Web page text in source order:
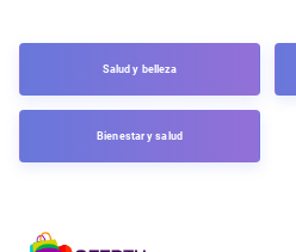
Salud y belleza
Bienestar y salud